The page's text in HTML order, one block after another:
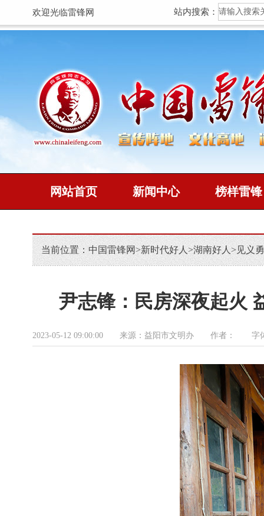
欢迎光临雷锋网 站内搜索：
网站首页 新闻中心 榜样雷锋
当前位置： 中国雷锋网>新时代好人 >湖南好人 > 见义
尹志锋：民房深夜起火
2023-05-12 09:00:00 来源：益阳市文明办 作者： 字